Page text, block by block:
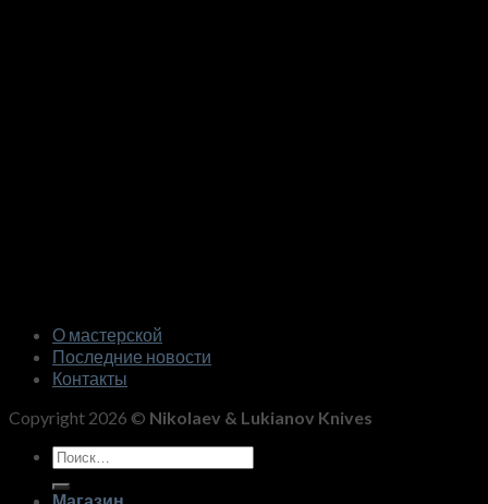
О мастерской
Последние новости
Контакты
Copyright 2026 © Nikolaev & Lukianov Knives
Искать: